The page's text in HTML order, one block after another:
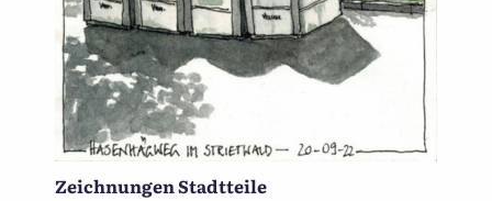
Zeichnungen Stadtteile